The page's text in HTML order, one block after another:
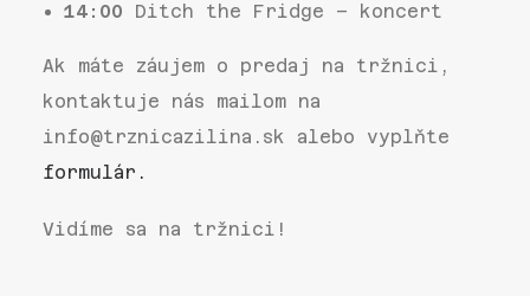
14:00 Ditch the Fridge – koncert
Ak máte záujem o predaj na tržnici,
kontaktuje nás mailom na
info@trznicazilina.sk alebo vyplňte
formulár.
Vidíme sa na tržnici!